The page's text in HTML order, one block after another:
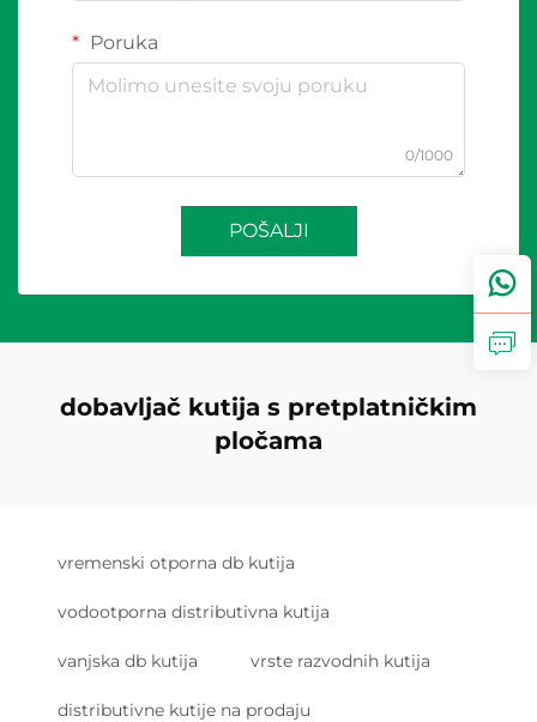
Poruka
0/1000
POŠALJI
dobavljač kutija s pretplatničkim
pločama
vremenski otporna db kutija
vodootporna distributivna kutija
vanjska db kutija vrste razvodnih kutija
distributivne kutije na prodaju